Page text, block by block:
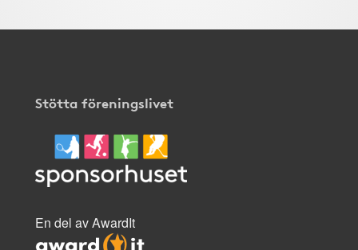
Stötta föreningslivet
En del av AwardIt